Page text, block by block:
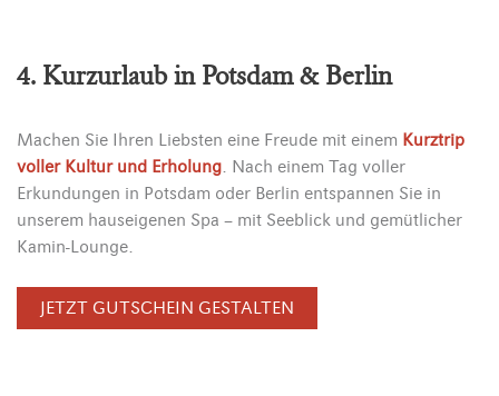
4. Kurzurlaub in Potsdam & Berlin
Machen Sie Ihren Liebsten eine Freude mit einem Kurztrip
voller Kultur und Erholung. Nach einem Tag voller
Erkundungen in Potsdam oder Berlin entspannen Sie in
unserem hauseigenen Spa – mit Seeblick und gemütlicher
Kamin-Lounge.
JETZT GUTSCHEIN GESTALTEN